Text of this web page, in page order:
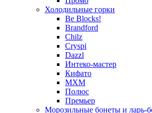
Холодильные горки
Be Blocks!
Brandford
Chilz
Cryspi
Dazzl
Интеко-мастер
Кифато
МХМ
Полюс
Премьер
Морозильные бонеты и ларь-